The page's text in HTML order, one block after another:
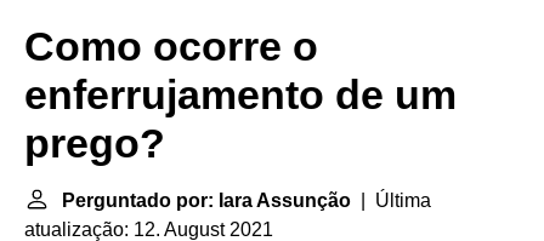
Como ocorre o
enferrujamento de um
prego?
Perguntado por: Iara Assunção | Última
atualização: 12. August 2021